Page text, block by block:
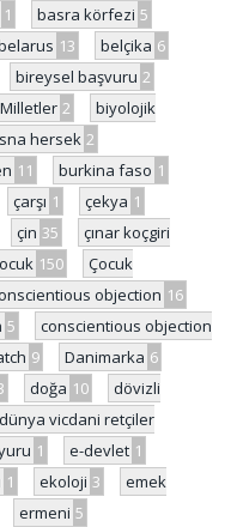
1 basra körfezi 5
13 belçika 6
bireysel başvuru 2
2
biyolojik
hersek 2
11 burkina faso 1
çarşı 1 çekya 1
çin 35
çınar koçgiri
150
Çocuk
objection 16
5
conscientious objection
9 Danimarka 6
doğa 10
dövizli
dünya vicdani retçiler
1 e-devlet 1
1 ekoloji 3
emek
ermeni 5